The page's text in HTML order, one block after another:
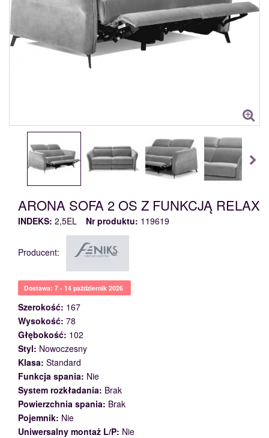
ARONA SOFA 2 OS Z FUNKCJĄ RELAX
INDEKS: 2,5EL Nr produktu: 119619
Producent:
Dostawa: 7 - 14 październik 2026
Szerokość: 167
Wysokość: 78
Głębokość: 102
Styl: Nowoczesny
Klasa: Standard
Funkcja spania: Nie
System rozkładania: Brak
Powierzchnia spania: Brak
Pojemnik: Nie
Uniwersalny montaż L/P: Nie